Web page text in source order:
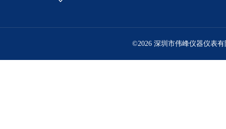
©2026 深圳市伟峰仪器仪表